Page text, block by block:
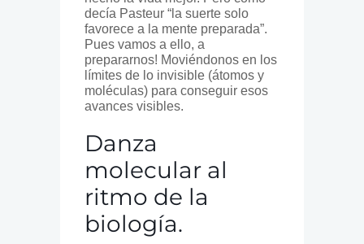
decía Pasteur “la suerte solo
favorece a la mente preparada”.
Pues vamos a ello, a
prepararnos! Moviéndonos en los
límites de lo invisible (átomos y
moléculas) para conseguir esos
avances visibles.
Danza
molecular al
ritmo de la
biología.